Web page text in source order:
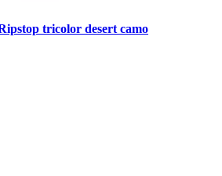
tricolor desert camo